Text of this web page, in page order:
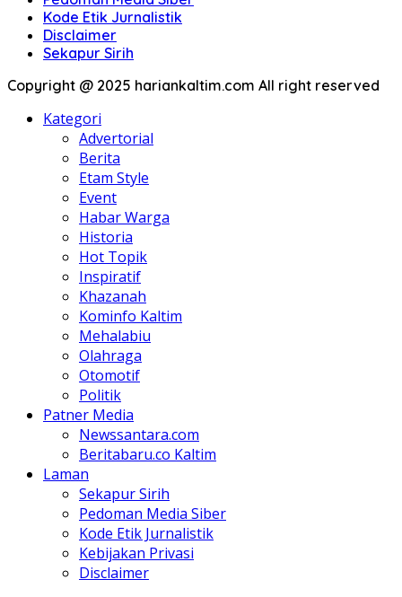
Kode Etik Jurnalistik
Disclaimer
Sekapur Sirih
Copyright @ 2025 hariankaltim.com All right reserved
Kategori
Advertorial
Berita
Etam Style
Event
Habar Warga
Historia
Hot Topik
Inspiratif
Khazanah
Kominfo Kaltim
Mehalabiu
Olahraga
Otomotif
Politik
Patner Media
Newssantara.com
Beritabaru.co Kaltim
Laman
Sekapur Sirih
Pedoman Media Siber
Kode Etik Jurnalistik
Kebijakan Privasi
Disclaimer